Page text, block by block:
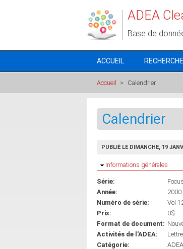
ADEA
Base de
ACCUEIL RECHERCHE
Accueil > Calendrier
Calendrier
PUBLIÉ LE DIMANCHE, 19
Masquer
Informations générales
Série:
Année:
2000
Numéro de série:
Vol
Prix:
0$
Format de document:
Activités de l'ADEA:
Catégorie:
ADEA